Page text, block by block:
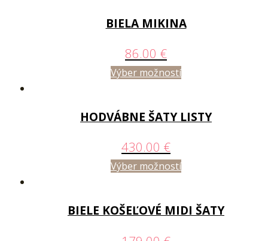
BIELA MIKINA
86.00 €
Výber možností
HODVÁBNE ŠATY LISTY
430.00 €
Výber možností
BIELE KOŠEĽOVÉ MIDI ŠATY